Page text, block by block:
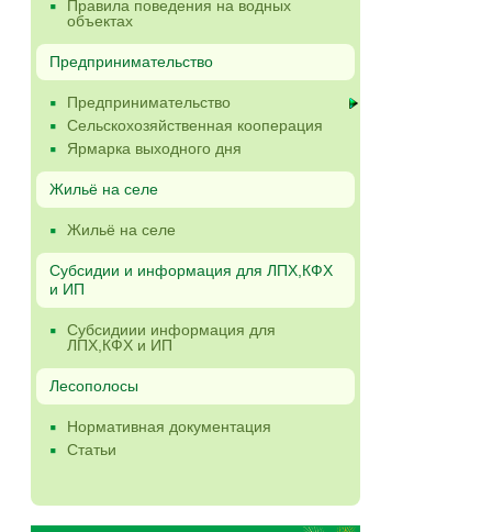
Правила поведения на водных
объектах
Предпринимательство
Предпринимательство
Сельскохозяйственная кооперация
Ярмарка выходного дня
Жильё на селе
Жильё на селе
Субсидии и информация для ЛПХ,КФХ
и ИП
Субсидиии информация для
ЛПХ,КФХ и ИП
Лесополосы
Нормативная документация
Статьи